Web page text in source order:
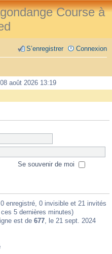
Course à
Connexion
S’enregistrer
août 2026 13:19
Se souvenir de moi
enregistré, 0 invisible et 21 invités
5 dernières minutes)
est de 677, le 21 sept. 2024